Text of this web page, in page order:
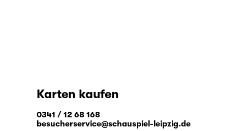
Karten kaufen
0341 / 12 68 168
besucherservice@schauspiel-leipzig.de